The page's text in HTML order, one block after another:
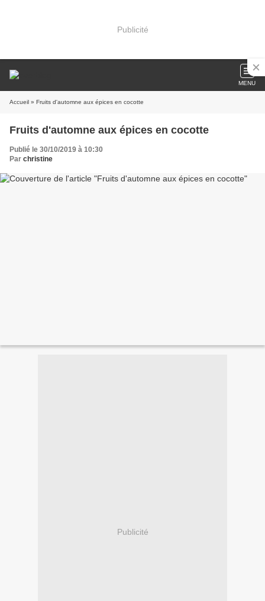
Publicité
MENU
Accueil » Fruits d'automne aux épices en cocotte
Fruits d'automne aux épices en cocotte
Publié le 30/10/2019 à 10:30
Par christine
Publicité